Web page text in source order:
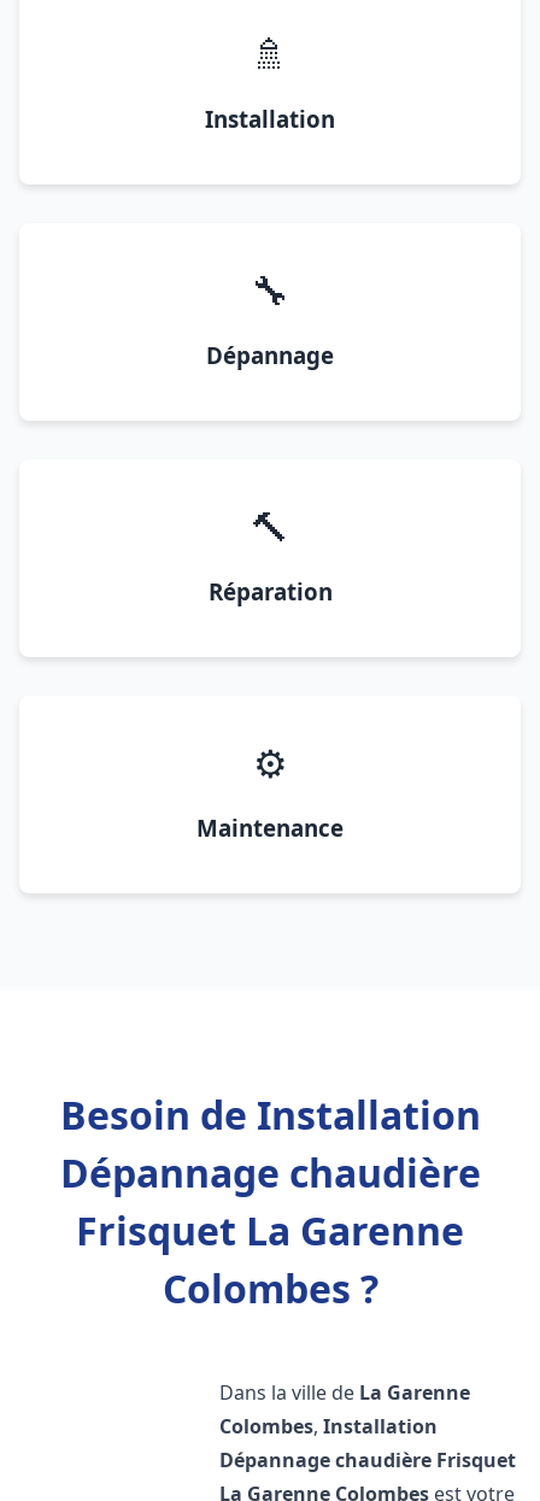
🚿
Installation
🔧
Dépannage
🔨
Réparation
⚙️
Maintenance
Besoin de Installation
Dépannage chaudière
Frisquet La Garenne
Colombes ?
Dans la ville de La Garenne
Colombes,Installation
Dépannage chaudière Frisquet
La Garenne Colombes est votre